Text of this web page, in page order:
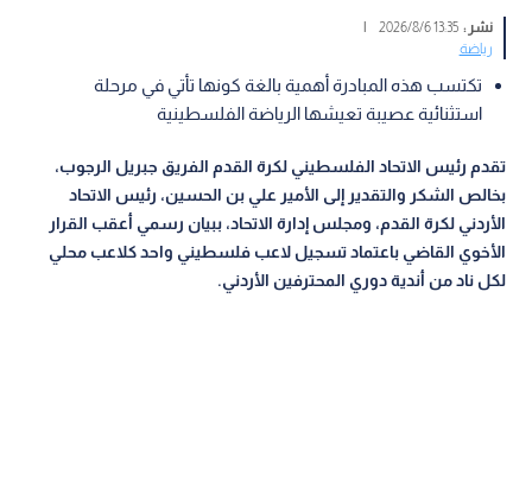
نشر :13:35 2026/8/6
|
رياضة
تكتسب هذه المبادرة أهمية بالغة كونها تأتي في مرحلة
استثنائية عصيبة تعيشها الرياضة الفلسطينية
تقدم رئيس الاتحاد الفلسطيني لكرة القدم الفريق جبريل الرجوب،
بخالص الشكر والتقدير إلى الأمير علي بن الحسين، رئيس الاتحاد
الأردني لكرة القدم، ومجلس إدارة الاتحاد، ببيان رسمي أعقب القرار
الأخوي القاضي باعتماد تسجيل لاعب فلسطيني واحد كلاعب محلي
لكل ناد من أندية دوري المحترفين الأردني.